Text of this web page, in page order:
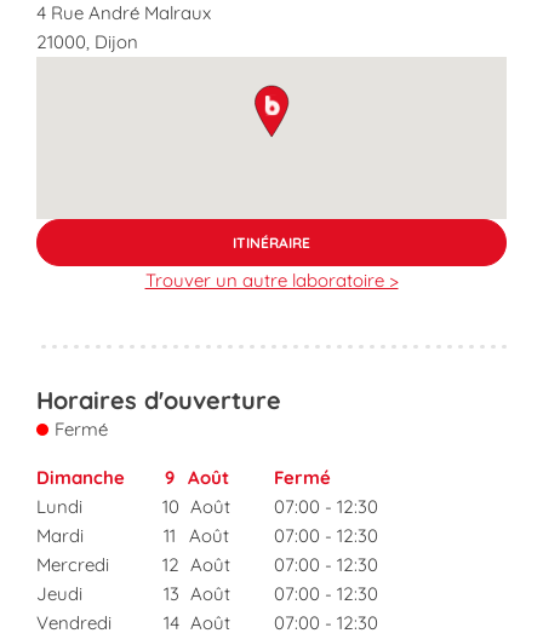
4 Rue André Malraux
21000, Dijon
map pin
ITINÉRAIRE
Trouver un autre laboratoire >
Horaires d'ouverture
Fermé
Dimanche 9 Août
Fermé
Lundi
10 Août 07:00 - 12:30
Mardi
11 Août 07:00 - 12:30
Mercredi
12 Août 07:00 - 12:30
Jeudi
13 Août 07:00 - 12:30
Vendredi
14 Août 07:00 - 12:30